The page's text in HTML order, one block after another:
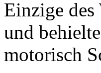
Einzige
und
motorisch